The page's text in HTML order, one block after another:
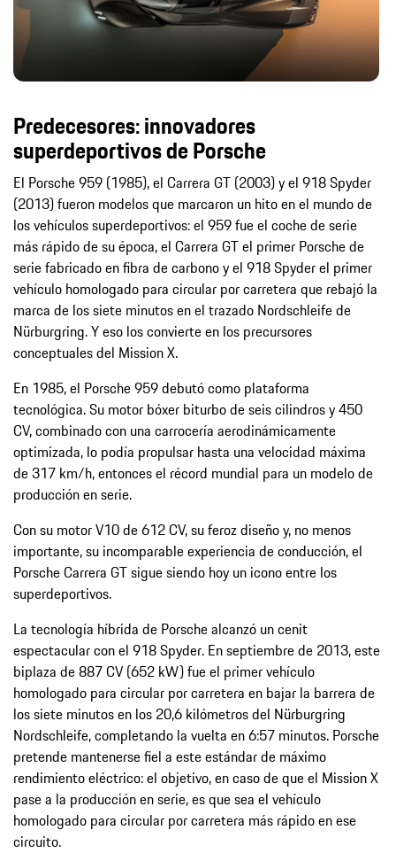
Predecesores: innovadores
superdeportivos de Porsche
El Porsche 959 (1985), el Carrera GT (2003) y el 918 Spyder
(2013) fueron modelos que marcaron un hito en el mundo de
los vehículos superdeportivos: el 959 fue el coche de serie
más rápido de su época, el Carrera GT el primer Porsche de
serie fabricado en fibra de carbono y el 918 Spyder el primer
vehículo homologado para circular por carretera que rebajó la
marca de los siete minutos en el trazado Nordschleife de
Nürburgring. Y eso los convierte en los precursores
conceptuales del Mission X.
En 1985, el Porsche 959 debutó como plataforma
tecnológica. Su motor bóxer biturbo de seis cilindros y 450
CV, combinado con una carrocería aerodinámicamente
optimizada, lo podía propulsar hasta una velocidad máxima
de 317 km/h, entonces el récord mundial para un modelo de
producción en serie.
Con su motor V10 de 612 CV, su feroz diseño y, no menos
importante, su incomparable experiencia de conducción, el
Porsche Carrera GT sigue siendo hoy un icono entre los
superdeportivos.
La tecnología híbrida de Porsche alcanzó un cenit
espectacular con el 918 Spyder. En septiembre de 2013, este
biplaza de 887 CV (652 kW) fue el primer vehículo
homologado para circular por carretera en bajar la barrera de
los siete minutos en los 20,6 kilómetros del Nürburgring
Nordschleife, completando la vuelta en 6:57 minutos. Porsche
pretende mantenerse fiel a este estándar de máximo
rendimiento eléctrico: el objetivo, en caso de que el Mission X
pase a la producción en serie, es que sea el vehículo
homologado para circular por carretera más rápido en ese
circuito.